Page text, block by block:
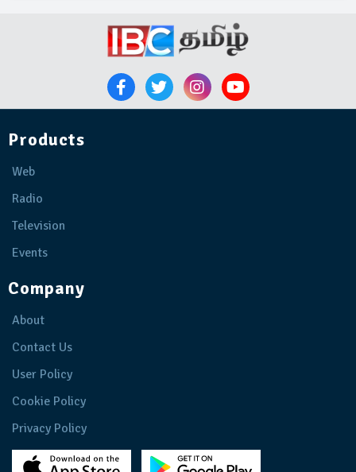
Products
Web
Radio
Television
Events
Company
About
Contact Us
User Policy
Cookie Policy
Privacy Policy